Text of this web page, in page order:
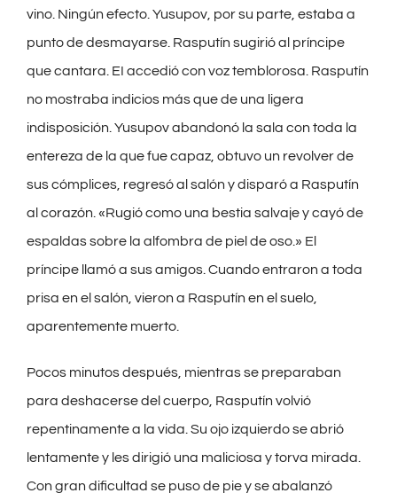
vino. Ningún efecto. Yusupov, por su parte, estaba a
punto de desmayarse. Rasputín sugirió al príncipe
que cantara. EI accedió con voz temblorosa. Rasputín
no mostraba indicios más que de una ligera
indisposición. Yusupov abandonó la sala con toda la
entereza de la que fue capaz, obtuvo un revolver de
sus cómplices, regresó al salón y disparó a Rasputín
al corazón. «Rugió como una bestia salvaje y cayó de
espaldas sobre la alfombra de piel de oso.» El
príncipe llamó a sus amigos. Cuando entraron a toda
prisa en el salón, vieron a Rasputín en el suelo,
aparentemente muerto.
Pocos minutos después, mientras se preparaban
para deshacerse del cuerpo, Rasputín volvió
repentinamente a la vida. Su ojo izquierdo se abrió
lentamente y les dirigió una maliciosa y torva mirada.
Con gran dificultad se puso de pie y se abalanzó